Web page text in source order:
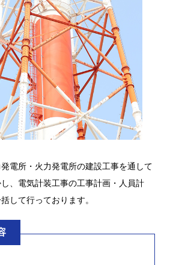
電所・火力発電所の建設工事を通して
、電気計装工事の工事計画・人員計
して行っております。